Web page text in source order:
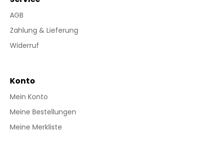
AGB
Zahlung & Lieferung
Widerruf
Konto
Mein Konto
Meine Bestellungen
Meine Merkliste